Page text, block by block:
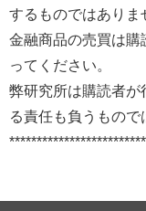
するものではありま
金融商品の売買は購
ってください。
弊研究所は購読者が
る責任も負うもので